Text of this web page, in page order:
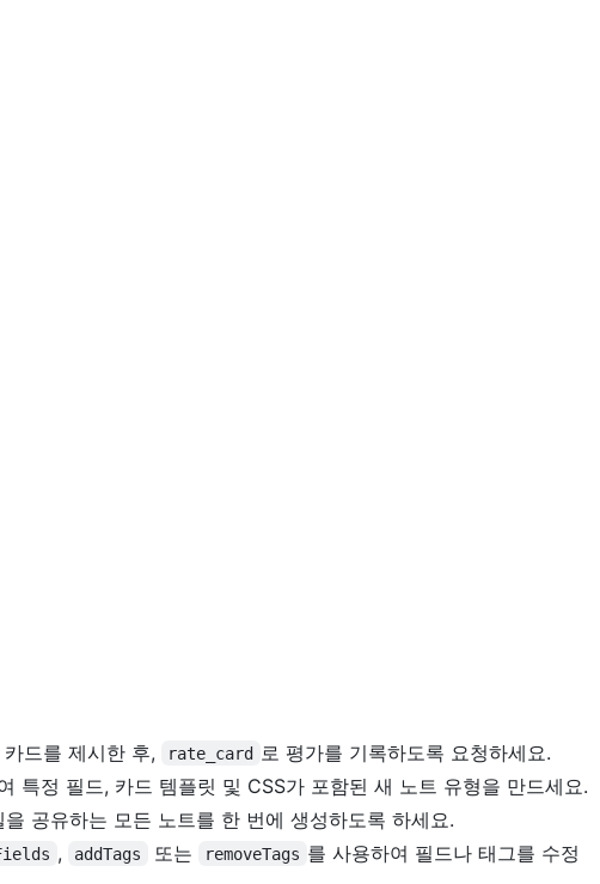
카드를 제시한 후, rate_card
로 평가를 기록하도록 요청하세요.
특정 필드, 카드 템플릿 및 CSS가 포함된 새 노트 유형을 만드세요.
공유하는 모든 노트를 한 번에 생성하도록 하세요.
, addTags 또는 removeTags 를 사용하여 필드나 태그를 수정